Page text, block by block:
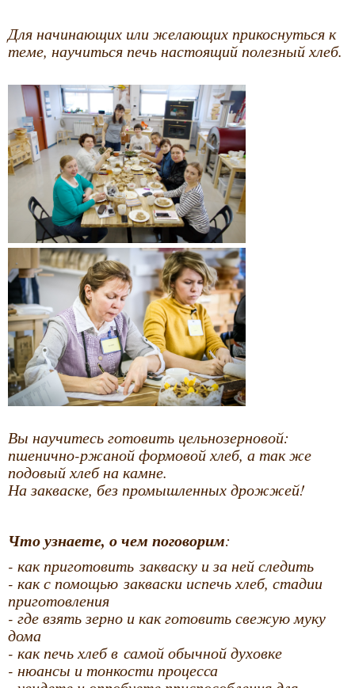
Для начинающих или желающих прикоснуться к
теме, научиться печь настоящий полезный хлеб.
Вы научитесь готовить цельнозерновой:
пшенично-ржаной формовой хлеб, а так же
подовый хлеб на камне.
На закваске, без промышленных дрожжей!
Что узнаете, о чем поговорим:
- как приготовить закваску и за ней следить
- как с помощью закваски испечь хлеб, стадии
приготовления
- где взять зерно и как готовить свежую муку
дома
- как печь хлеб в самой обычной духовке
- нюансы и тонкости процесса